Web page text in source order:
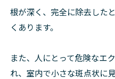
根が深く、完全に除去した
くあります。
また、人にとって危険なエ
れ、室内で小さな斑点状に